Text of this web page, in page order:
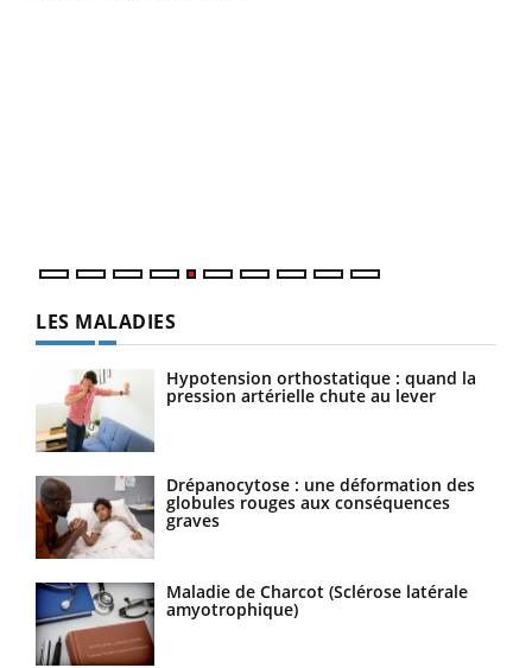
LES MALADIES
Hypotension orthostatique : quand la
pression artérielle chute au lever
Drépanocytose : une déformation des
globules rouges aux conséquences
graves
Maladie de Charcot (Sclérose latérale
amyotrophique)